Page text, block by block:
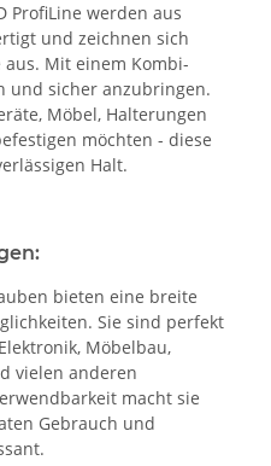
ProfiLine werden aus
und zeichnen sich
Mit einem Kombi-
und sicher anzubringen.
Möbel, Halterungen
möchten - diese
Halt.
bieten eine breite
Sie sind perfekt
Möbelbau,
vielen anderen
macht sie
Gebrauch und